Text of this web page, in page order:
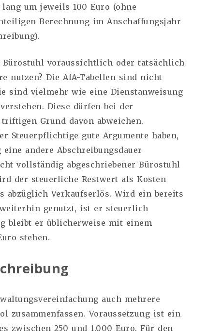
um jeweils 100 Euro (ohne
Berechnung im Anschaffungsjahr
Bürostuhl voraussichtlich oder tatsächlich
nutzen? Die AfA-Tabellen sind nicht
sind vielmehr wie eine Dienstanweisung
Diese dürfen bei der
Grund davon abweichen.
Steuerpflichtige gute Argumente haben,
andere Abschreibungsdauer
vollständig abgeschriebener Bürostuhl
der steuerliche Restwert als Kosten
abzüglich Verkaufserlös. Wird ein bereits
weiterhin genutzt, ist er steuerlich
bleibt er üblicherweise mit einem
stehen.
auch mehrere
zusammenfassen. Voraussetzung ist ein
zwischen 250 und 1.000 Euro. Für den